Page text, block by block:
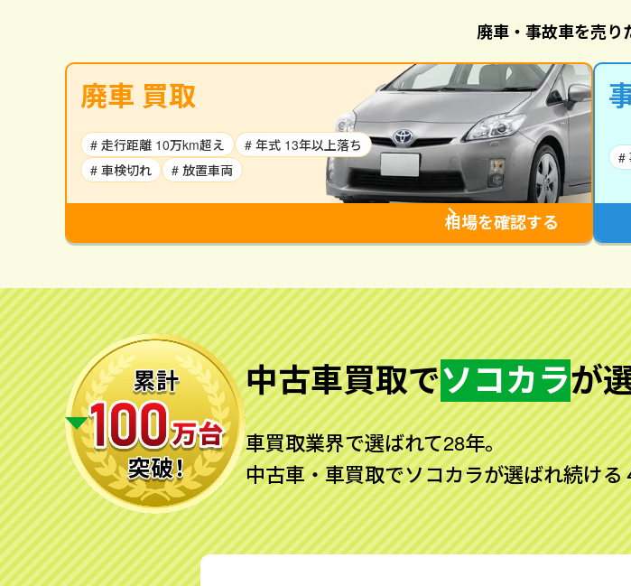
廃車・事故車を売り
廃車 買取
# 走行距離 10万km超え
# 年式 13年以上落ち
# 車検切れ
# 放置車両
相場を確認する
#
中古車買取でソコカラが
車買取業界で選ばれて28年。
中古車・車買取でソコカラが選ばれ続け